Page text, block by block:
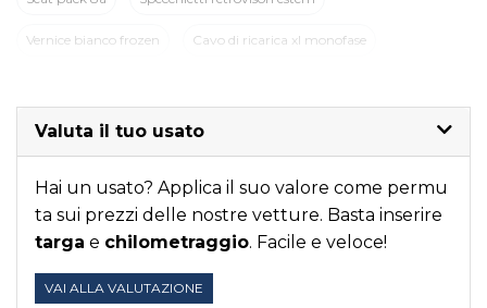
Vernice bianco frozen Cavo di ricarica xl monofase
Rivestimento piano di carico s
Valuta il tuo usato
Hai un usato? Applica il suo valore come permu
ta sui prezzi delle nostre vetture. Basta inserire
targa e chilometraggio. Facile e veloce!
VAI ALLA VALUTAZIONE